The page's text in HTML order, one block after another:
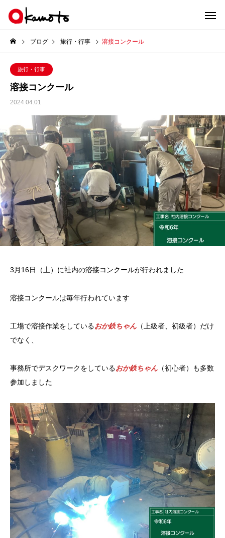
ブログ 旅行・行事 溶接コンクール
旅行・行事
溶接コンクール
2024.04.01
3月16日（土）に社内の溶接コンクールが行われました
溶接コンクールは毎年行われています
工場で溶接作業をしているおか鉄ちゃん （上級者、初級者）だけ
でなく、
事務所でデスクワークをしているおか鉄ちゃん （初心者）も多数
参加しました